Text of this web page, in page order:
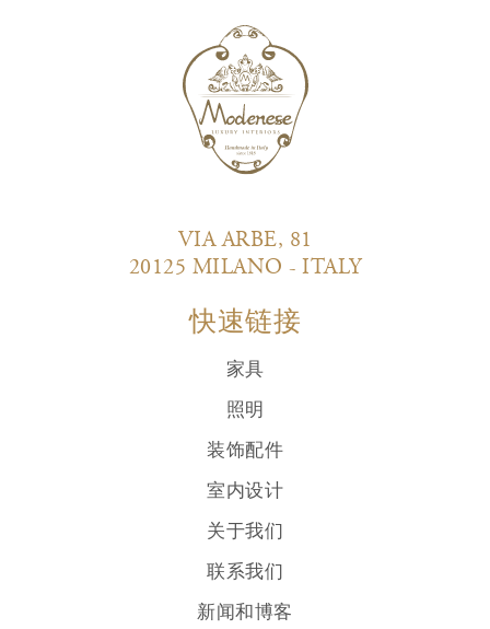
VIA ARBE, 81
20125 MILANO - ITALY
快速链接
家具
照明
装饰配件
室内设计
关于我们
联系我们
新闻和博客